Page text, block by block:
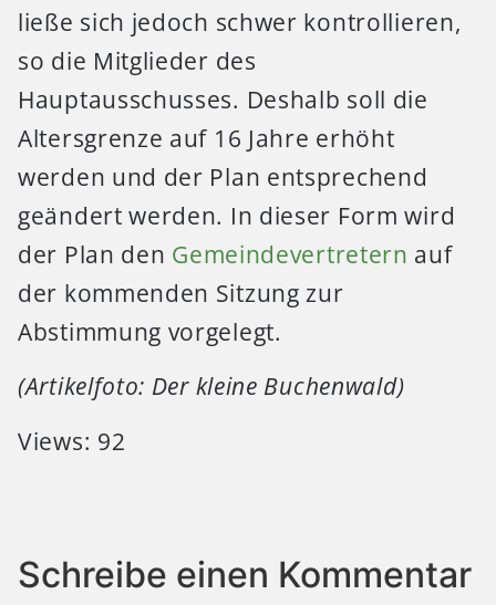
ließe sich jedoch schwer kontrollieren,
so die Mitglieder des
Hauptausschusses. Deshalb soll die
Altersgrenze auf 16 Jahre erhöht
werden und der Plan entsprechend
geändert werden. In dieser Form wird
der Plan den Gemeindevertretern auf
der kommenden Sitzung zur
Abstimmung vorgelegt.
(Artikelfoto: Der kleine Buchenwald)
Views: 92
Schreibe einen Kommentar